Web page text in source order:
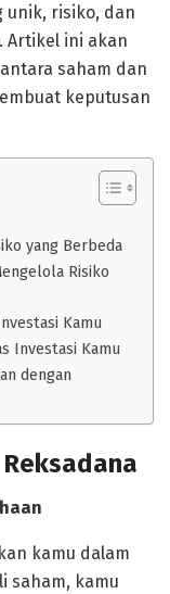
unik, risiko, dan
Artikel ini akan
saham dan
keputusan
yang Berbeda
Risiko
Kamu
Investasi Kamu
dengan
kamu dalam
saham, kamu